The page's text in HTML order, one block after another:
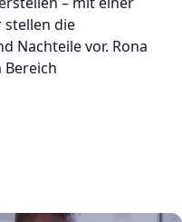
stellen die
Nachteile vor. Rona
Bereich